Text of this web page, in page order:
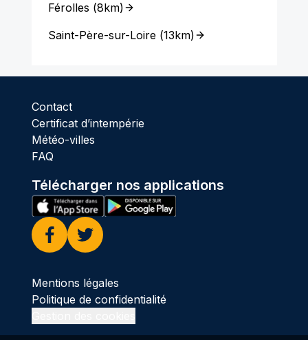
Férolles (8km)
Saint-Père-sur-Loire(13km)
Contact
Certificat d’intempérie
Météo-villes
FAQ
Télécharger nos applications
Facebook
Twitter
Mentions légales
Politique de confidentialité